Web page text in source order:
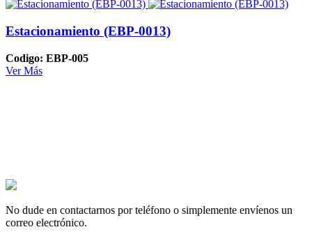
Estacionamiento (EBP-0013)
Codigo: EBP-005
Ver Más
No dude en contactarnos por teléfono o simplemente envíenos un
correo electrónico.